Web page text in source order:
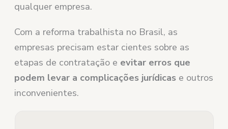
qualquer empresa.
Com a reforma trabalhista no Brasil, as
empresas precisam estar cientes sobre as
etapas de contratação e evitar erros que
podem levar a complicações jurídicas e outros
​​inconvenientes.